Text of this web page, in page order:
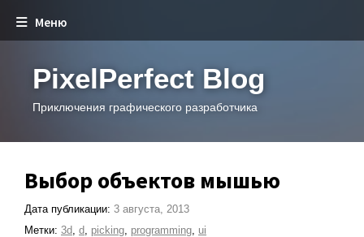
Меню
PixelPerfect Blog
Приключения графического разработчика
Выбор объектов мышью
Дата публикации: 3 августа, 2013
Метки: 3d, d, picking, programming, ui